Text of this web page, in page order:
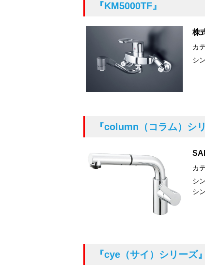
『KM5000TF』
株
カ
シ
『column（コラム）シ
カ
シ
シ
『cye（サイ）シリーズ』